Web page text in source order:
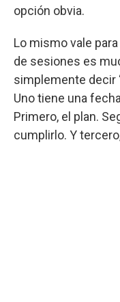
opción obvia.
Lo mismo vale
de sesiones es
simplemente decir
Uno tiene una
Primero, el plan.
cumplirlo. Y